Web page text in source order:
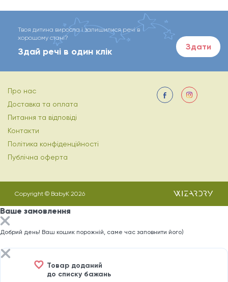
Твоя дитина виросла і залишилися речі в
хорошому стані?
Здай речі в один клік Здати
Про нас
Доставка та оплата
Питання та відповіді
Контакти
Політика конфіденційності
Публічна оферта
Copyright © BabyK 2026
Ваше замовлення
Добрий день! Ваш кошик порожній, саме час заповнити його)
Товар доданий
до списку бажань